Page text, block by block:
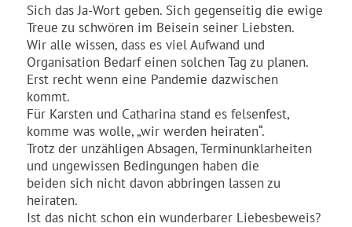
Sich das Ja-Wort geben. Sich gegenseitig die ewige
Treue zu schwören im Beisein seiner Liebsten.
Wir alle wissen, dass es viel Aufwand und
Organisation Bedarf einen solchen Tag zu planen.
Erst recht wenn eine Pandemie dazwischen
kommt.
Für Karsten und Catharina stand es felsenfest,
komme was wolle, „wir werden heiraten“.
Trotz der unzähligen Absagen, Terminunklarheiten
und ungewissen Bedingungen haben die
beiden sich nicht davon abbringen lassen zu
heiraten.
Ist das nicht schon ein wunderbarer Liebesbeweis?